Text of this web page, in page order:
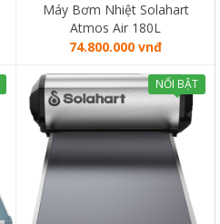
Máy Bơm Nhiệt Solahart
Atmos Air 180L
74.800.000 vnđ
NỔI BẬT